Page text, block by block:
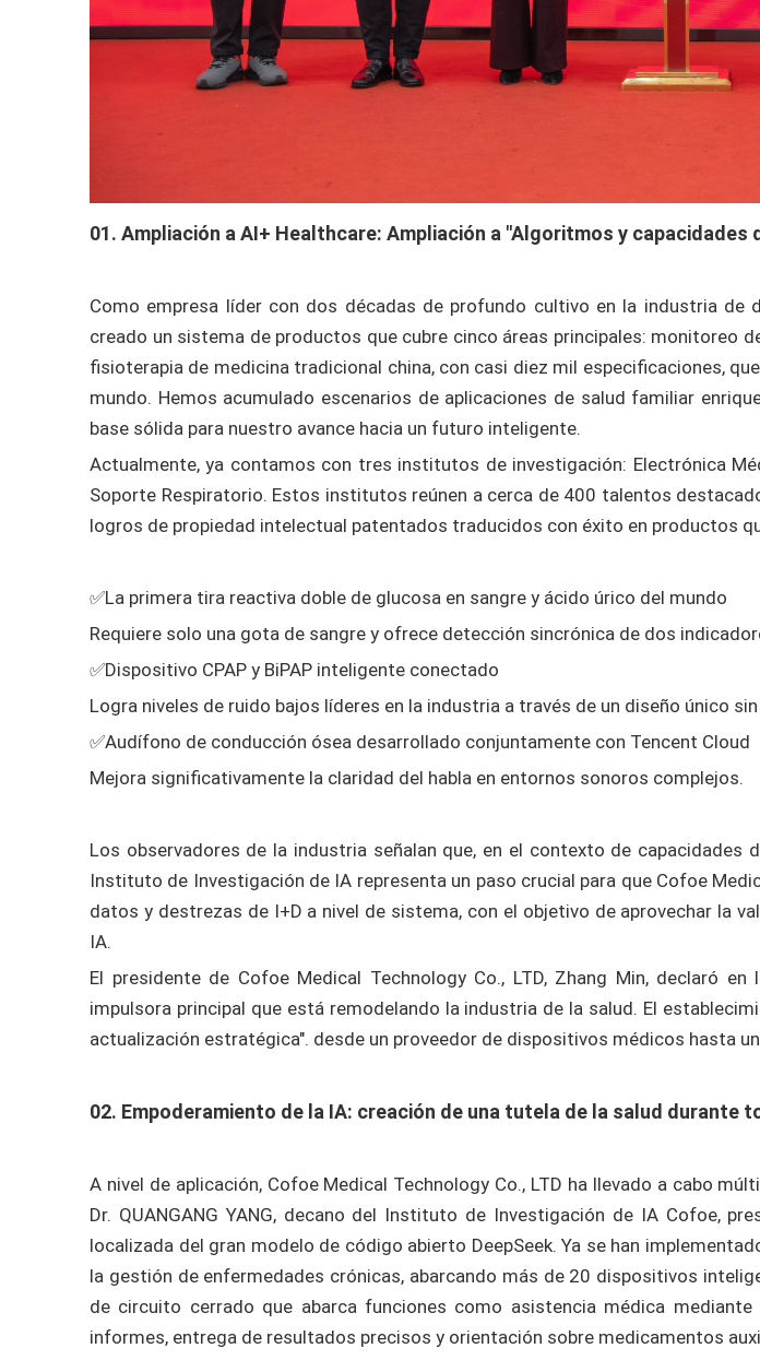
01. Ampliación a AI+ Healthcare: Ampliación a "Algoritmos y capacidades
Como empresa líder con dos décadas de profundo cultivo en la industria de
creado un sistema de productos que cubre cinco áreas principales: monitoreo
fisioterapia de medicina tradicional china, con casi diez mil especificaciones,
mundo. Hemos acumulado escenarios de aplicaciones de salud familiar
base sólida para nuestro avance hacia un futuro inteligente.
Actualmente, ya contamos con tres institutos de investigación: Electrónica
Soporte Respiratorio. Estos institutos reúnen a cerca de 400 talentos
logros de propiedad intelectual patentados traducidos con éxito en productos
✅La primera tira reactiva doble de glucosa en sangre y ácido úrico del mundo
Requiere solo una gota de sangre y ofrece detección sincrónica de dos
✅Dispositivo CPAP y BiPAP inteligente conectado
Logra niveles de ruido bajos líderes en la industria a través de un diseño único
✅Audífono de conducción ósea desarrollado conjuntamente con Tencent Cloud
Mejora significativamente la claridad del habla en entornos sonoros complejos.
Los observadores de la industria señalan que, en el contexto de
Instituto de Investigación de IA representa un paso crucial para que Cofoe
datos y destrezas de I+D a nivel de sistema, con el objetivo de aprovechar la
IA.
El presidente de Cofoe Medical Technology Co., LTD, Zhang Min, declaró
impulsora principal que está remodelando la industria de la salud. El
actualización estratégica". desde un proveedor de dispositivos médicos hasta
02. Empoderamiento de la IA: creación de una tutela de la salud durante
A nivel de aplicación, Cofoe Medical Technology Co., LTD ha llevado a cabo
Dr. QUANGANG YANG, decano del Instituto de Investigación de IA Cofoe,
localizada del gran modelo de código abierto DeepSeek. Ya se han
la gestión de enfermedades crónicas, abarcando más de 20 dispositivos
de circuito cerrado que abarca funciones como asistencia médica
informes, entrega de resultados precisos y orientación sobre medicamentos